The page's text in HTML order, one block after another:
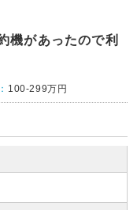
機があったので利
100-299万円